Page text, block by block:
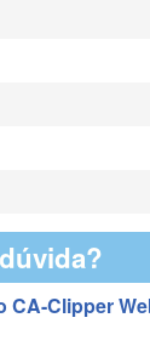
CA-Clipper